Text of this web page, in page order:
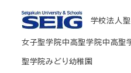
学校法人聖
女子聖学院中高聖学院中高聖
聖学院みどり幼稚園